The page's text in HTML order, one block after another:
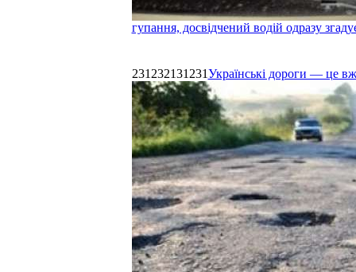
гупання, досвідчений водій одразу
231232131231Українські дороги — це